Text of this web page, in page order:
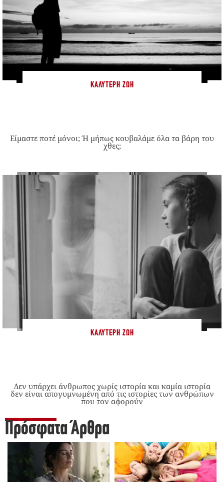
ΚΑΛΎΤΕΡΗ ΖΩΉ
Είμαστε ποτέ μόνοι; Ή μήπως κουβαλάμε όλα τα βάρη του
χθες;
ΚΑΛΎΤΕΡΗ ΖΩΉ
Δεν υπάρχει άνθρωπος χωρίς ιστορία και καμία ιστορία
δεν είναι απογυμνωμένη από τις ιστορίες των ανθρώπων
που τον αφορούν
Πρόσφατα Άρθρα